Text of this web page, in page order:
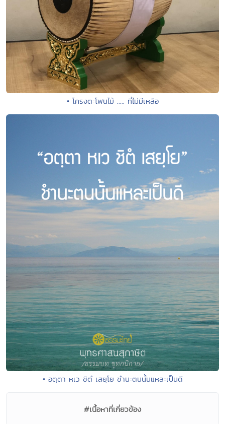
• โครงตะโพนไม้ ..... ที่ไม่มีเหลือ
• อตฺตา หเว ชิตํ เสยฺโย ชํานะตนนั้นแหละเป็นดี
#เนื้อหาที่เกี่ยวข้อง